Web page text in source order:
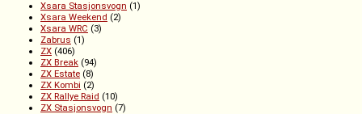
Xsara Stasjonsvogn (1)
Xsara Weekend (2)
Xsara WRC (3)
Zabrus (1)
ZX (406)
ZX Break (94)
ZX Estate (8)
ZX Kombi (2)
ZX Rallye Raid (10)
ZX Stasjonsvogn (7)